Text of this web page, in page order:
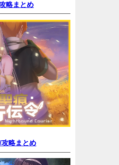
略まとめ
攻略まとめ